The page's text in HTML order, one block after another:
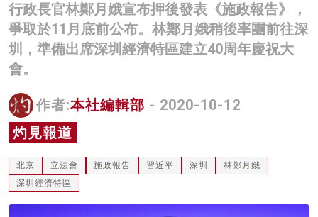
科技
影片
名家榜
灼見活動
關於我們
行政長官林鄭月娥宣布押後發表《施政報告》，
爭取於11月底前公布。林鄭月娥稍後率團前往深
圳，準備出席深圳經濟特區建立40周年慶祝大
會。
作者:本社編輯部 - 2020-10-12
灼見報道
北京 立法會 施政報告 習近平 深圳
林鄭月娥
深圳經濟特區